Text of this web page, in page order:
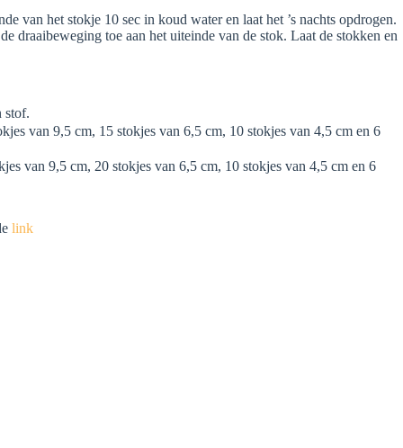
van het stokje 10 sec in koud water en laat het ’s nachts opdrogen.
draaibeweging toe aan het uiteinde van de stok. Laat de stokken en
stof.
van 9,5 cm, 15 stokjes van 6,5 cm, 10 stokjes van 4,5 cm en 6
van 9,5 cm, 20 stokjes van 6,5 cm, 10 stokjes van 4,5 cm en 6
link